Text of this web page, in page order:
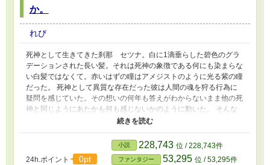
か。
れび
死神として生きてきた刹那 セツナ。白に1滴垂らした碧色のグラ
デーションされた長い髪。それは死神の象徴である何にも染まらな
い白髪ではなくて。赤いはずの瞳はアメジストのように光る紫の瞳
だった。 死神として異質な存在だった彼は人間の魂を狩る行為に
疑問を感じていた。その想いの何年も答えがわからないまま他の死
神と同じようにあたかも何も感じないかのように動いた。 そんな
矢先、転機が訪れた。 刹那は答えを探しに旅立つ。 異世界転移
系、主人公ちょっぴり無自覚、最強で行きます。グロが来る時は目
24h.ポイント 0pt
小説 228,743 位 / 228,743件
ファンタジー 53,295 位 / 53,295件